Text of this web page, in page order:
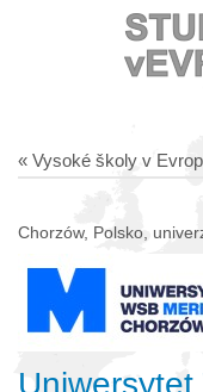
« Vysoké školy v
Chorzów, Polsko,